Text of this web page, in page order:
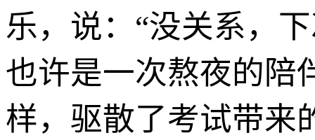
乐，说：“没关系，
也许是一次熬夜的陪
样，驱散了考试带来